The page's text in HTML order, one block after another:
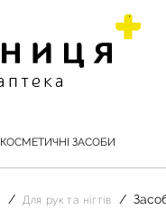
КОСМЕТИЧНІ ЗАСОБИ
Для рук та нігтів